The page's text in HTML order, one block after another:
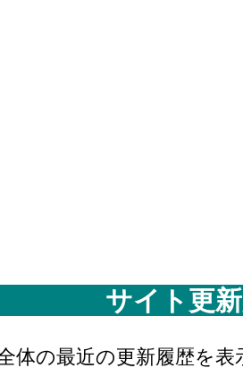
サイト更
体の最近の更新履歴を表